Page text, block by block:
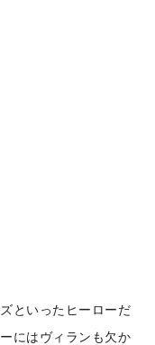
といったヒーローだ
にはヴィランも欠か